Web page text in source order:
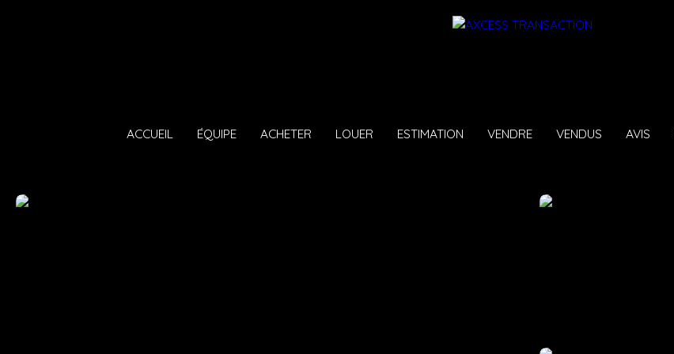
ACCUEIL ÉQUIPE ACHETER LOUER ESTIMATION VENDRE VENDUS AVIS